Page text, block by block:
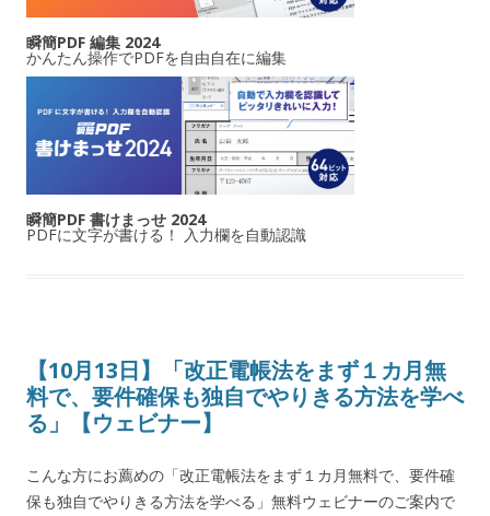
瞬簡PDF 編集 2024
かんたん操作でPDFを自由自在に編集
瞬簡PDF 書けまっせ 2024
PDFに文字が書ける！ 入力欄を自動認識
【10月13日】「改正電帳法をまず１カ月無
料で、要件確保も独自でやりきる方法を学べ
る」【ウェビナー】
こんな方にお薦めの「改正電帳法をまず１カ月無料で、要件確
保も独自でやりきる方法を学べる」無料ウェビナーのご案内で